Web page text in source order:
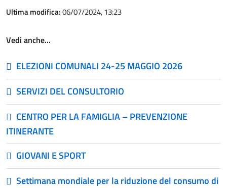
Ultima modifica:06/07/2024, 13:23
Vedi anche…
ELEZIONI COMUNALI 24-25 MAGGIO 2026
SERVIZI DEL CONSULTORIO
CENTRO PER LA FAMIGLIA – PREVENZIONE
ITINERANTE
GIOVANI E SPORT
Settimana mondiale per la riduzione del consumo di